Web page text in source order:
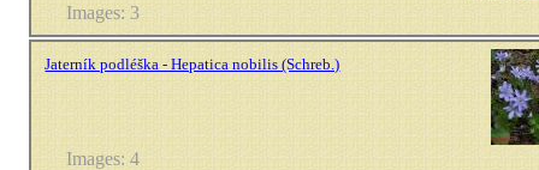
Images: 3
Jaterník podléška - Hepatica nobilis (Schreb.)
Images: 4